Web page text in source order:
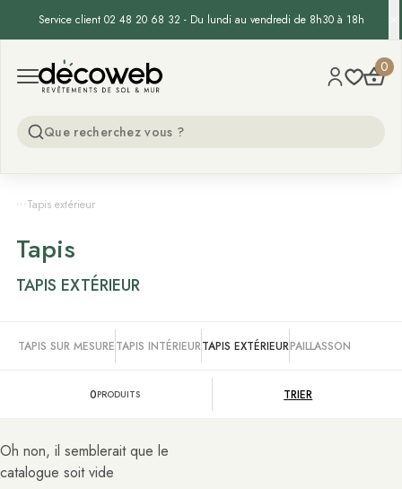
Service client 02 48 20 68 32 - Du lundi au vendredi de 8h30 à 18h
Open menu
Decoweb 0
...Tapis extérieur
Tapis
TAPIS EXTÉRIEUR
TAPIS SUR MESURETAPIS INTÉRIEURTAPIS EXTÉRIEURPAILLASSON
0PRODUITS TRIER
Oh non, il semblerait que le
catalogue soit vide